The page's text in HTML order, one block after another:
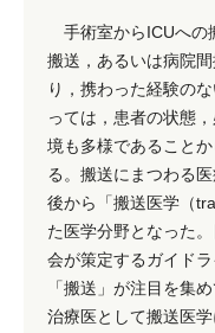
手術室からICUへの
搬送，あるいは病院
り，携わった経験の
っては，患者の状態
境も多様であること
る。搬送にまつわる
後から「搬送医学（
た医学分野となった
会が策定するガイド
「搬送」が注目を集
治療医として搬送医